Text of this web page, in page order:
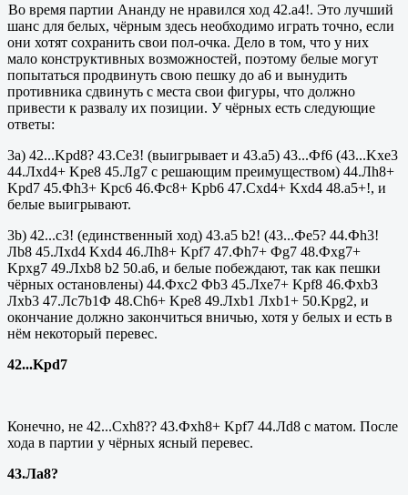
Во время партии Ананду не нравился ход 42.а4!. Это лучший
шанс для белых, чёрным здесь необходимо играть точно, если
они хотят сохранить свои пол-очка. Дело в том, что у них
мало конструктивных возможностей, поэтому белые могут
попытаться продвинуть свою пешку до а6 и вынудить
противника сдвинуть с места свои фигуры, что должно
привести к развалу их позиции. У чёрных есть следующие
ответы:
3a) 42...Kpd8? 43.Ce3! (выигрывает и 43.a5) 43...Фf6 (43...Kxe3
44.Лxd4+ Kpe8 45.Лg7 с решающим преимуществом) 44.Лh8+
Kpd7 45.Фh3+ Kpc6 46.Фc8+ Kpb6 47.Cxd4+ Kxd4 48.a5+!, и
белые выигрывают.
3b) 42...c3! (единственный ход) 43.a5 b2! (43...Фе5? 44.Фh3!
Лb8 45.Лxd4 Kxd4 46.Лh8+ Kpf7 47.Фh7+ Фg7 48.Фxg7+
Kpxg7 49.Лxb8 b2 50.a6, и белые побеждают, так как пешки
чёрных остановлены) 44.Фxc2 Фb3 45.Лxe7+ Kpf8 46.Фxb3
Лxb3 47.Лс7b1Ф 48.Ch6+ Kpe8 49.Лxb1 Лxb1+ 50.Kpg2, и
окончание должно закончиться вничью, хотя у белых и есть в
нём некоторый перевес.
42...Kpd7
Конечно, не 42...Cxh8?? 43.Фxh8+ Kpf7 44.Лd8 с матом. После
хода в партии у чёрных ясный перевес.
43.Ла8?